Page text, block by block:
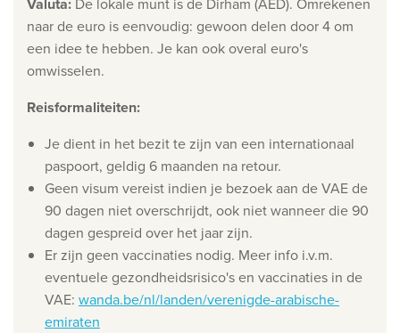
IKYK Malta
Dhigali Resort Maldives
SALT of Palmar Mauritius
Bekijk alle promoties
Over Travelworld
Wie zijn wij
Waarom Travelworld
Onze bestemmingen
Contacteer ons
Onze reiskantoren
naar de euro is eenvoudig: gewoon delen door 4 om
een idee te hebben. Je kan ook overal euro's
omwisselen.
Reisformaliteiten:
Je dient in het bezit te zijn van een internationaal
paspoort, geldig 6 maanden na retour.
Geen visum vereist indien je bezoek aan de VAE de
90 dagen niet overschrijdt, ook niet wanneer die 90
dagen gespreid over het jaar zijn.
Er zijn geen vaccinaties nodig. Meer info i.v.m.
eventuele gezondheidsrisico's en vaccinaties in de
VAE: wanda.be/nl/landen/verenigde-arabische-
emiraten